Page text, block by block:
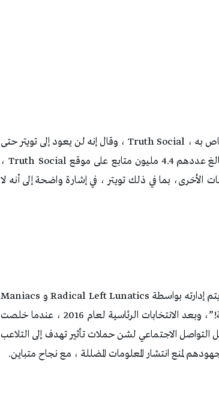
منذ حظره، أطلق ترامب تطبيق وسائل التواصل الاجتماعي الخاص به ، Truth Social ، وقال إنه لن يعود إلى تويتر حتى
لو أعاده ماسك، وفي صباح يوم الجمعة، نشر إلى متابعه البالغ عددهم 4.4 مليون متابع على موقع Truth Social ،
الأخرى، بما في ذلك تويتر ، في إشارة واضحة إلى أنه لا
وكتب :”أنا سعيد جدًا لأن تويتر أصبح الآن في أيدٍ عاقلة ، ولن يتم إدارته بواسطة Radical Left Lunatics و Maniacs
الذين يكرهون بلدنا حقًا” ، قبل أن يضيف ، “أنا أحب الحقيقة!”، وبعد الانتخابات الرئاسية لعام 2016 ، عندما خلصت
التواصل الاجتماعي لشن حملات تأثير تهدف إلى التلاعب
لمنع انتشار المعلومات المضللة ، مع نجاح متباين.